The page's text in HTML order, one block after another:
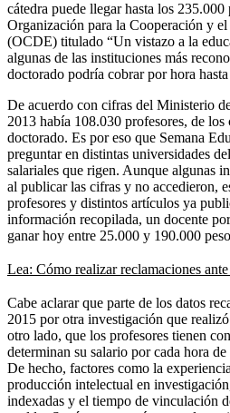
cátedra puede llegar hasta los
Organización para la Cooperación y
(OCDE) titulado “Un vistazo a la
algunas de las instituciones más
doctorado podría cobrar por hora
De acuerdo con cifras del Ministerio
2013 había 108.030 profesores, de los
doctorado. Es por eso que Semana
preguntar en distintas universidades
salariales que rigen. Aunque algunas
al publicar las cifras y no accedieron,
profesores y distintos artículos ya
información recopilada, un docente
ganar hoy entre 25.000 y 190.000
Lea: Cómo realizar reclamaciones
Cabe aclarar que parte de los datos
2015 por otra investigación que
otro lado, que los profesores tienen
determinan su salario por cada hora
De hecho, factores como la
producción intelectual en
indexadas y el tiempo de vinculación